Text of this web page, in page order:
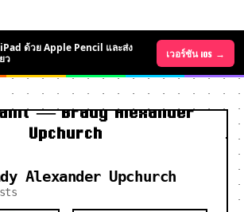
เวอร์ชัน Android →
ด้วย Apple Pencil และส่ง
ว
เวอร์ชัน iOS →
— Brady Alexander
Upchurch
Alexander Upchurch